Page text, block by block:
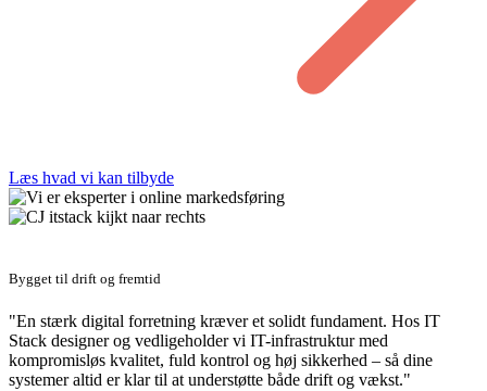
Læs hvad vi kan tilbyde
Bygget til drift og fremtid
"En stærk digital forretning kræver et solidt fundament. Hos IT
Stack designer og vedligeholder vi IT-infrastruktur med
kompromisløs kvalitet, fuld kontrol og høj sikkerhed – så dine
systemer altid er klar til at understøtte både drift og vækst."